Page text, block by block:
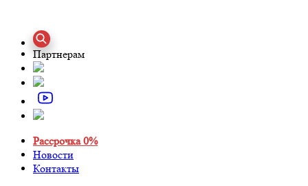
Партнерам
Рассрочка 0%
Новости
Контакты